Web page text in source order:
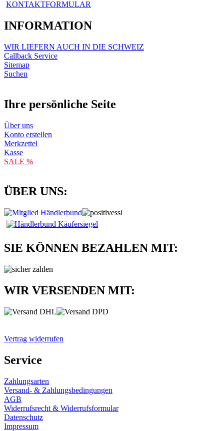
KONTAKTFORMULAR
INFORMATION
WIR LIEFERN AUCH IN DIE SCHWEIZ
Callback Service
Sitemap
Suchen
Ihre persönliche Seite
Über uns
Konto erstellen
Merkzettel
Kasse
SALE %
ÜBER UNS:
SIE KÖNNEN BEZAHLEN MIT:
WIR VERSENDEN MIT:
Vertrag widerrufen
Service
Zahlungsarten
Versand- & Zahlungsbedingungen
AGB
Widerrufsrecht & Widerrufsformular
Datenschutz
Impressum